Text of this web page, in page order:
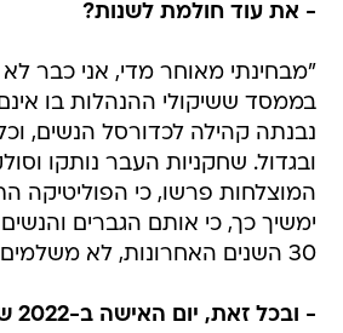
- את עוד חולמת לשנות?
"מבחינתי מאוחר מדי, אני כבר
בממסד ששיקולי ההנהלות בו
נבנתה קהילה לכדורסל הנשים,
ובגדול. שחקניות העבר נותקו
המוצלחות פרשו, כי הפוליטיקה
ימשיך כך, כי אותם הגברים
30 השנים האחרונות, לא משלמים מחיר".
-